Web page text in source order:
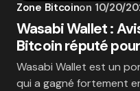
Zone Bitcoinon 10/20/
Wasabi Wallet :
Bitcoin réputé
Wasabi Wallet est un
qui a gagné fortement